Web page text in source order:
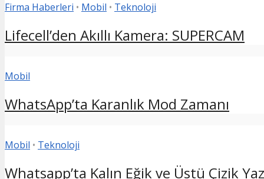
Firma Haberleri • Mobil • Teknoloji
Lifecell’den Akıllı Kamera: SUPERCAM
Mobil
WhatsApp’ta Karanlık Mod Zamanı
Mobil • Teknoloji
Whatsapp’ta Kalın Eğik ve Üstü Çizik